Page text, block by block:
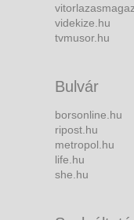
videkize.hu
tvmusor.hu
Bulvár
borsonline.hu
ripost.hu
metropol.hu
life.hu
she.hu